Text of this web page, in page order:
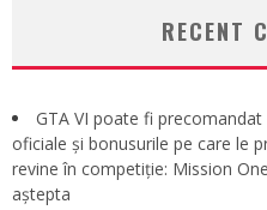
RECENT
GTA VI poate fi
oficiale și bonusurile pe care le
revine în competiție: Mission
aștepta